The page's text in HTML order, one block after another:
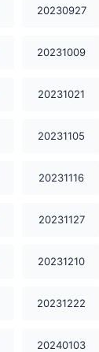
20230927
20231009
20231021
20231105
20231116
20231127
20231210
20231222
20240103